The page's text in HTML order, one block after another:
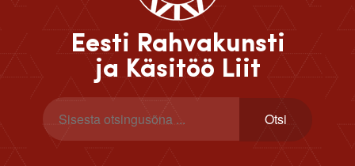
Eesti Rahvakunsti
ja Käsitöö Liit